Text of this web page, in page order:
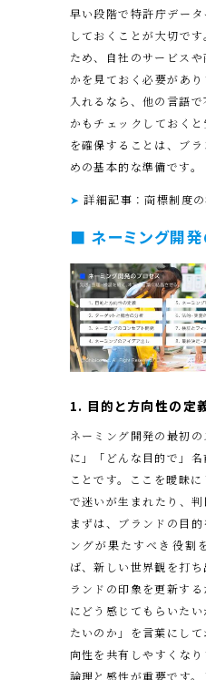
早い段階で特許庁デー
しておくことが大切で
ため、自社のサービス
かを見ておく必要があ
入れるなら、他の言語
かもチェックしておく
を確保することは、ブ
めの基本的な準備です。
➤ 詳細記事：商標制度
■ ネーミング開発
1. 目的と方向性の定
ネーミング開発の最初
に」「どんな目的で」
ことです。ここを曖昧
で迷いが生まれたり、判
まずは、ブランドの目
ングが果たすべき役割
ば、新しい世界観を打
ランドの印象を更新す
にどう感じてもらいた
たいのか」を言葉にし
向性を共有しやすくな
論理と感性が重要です